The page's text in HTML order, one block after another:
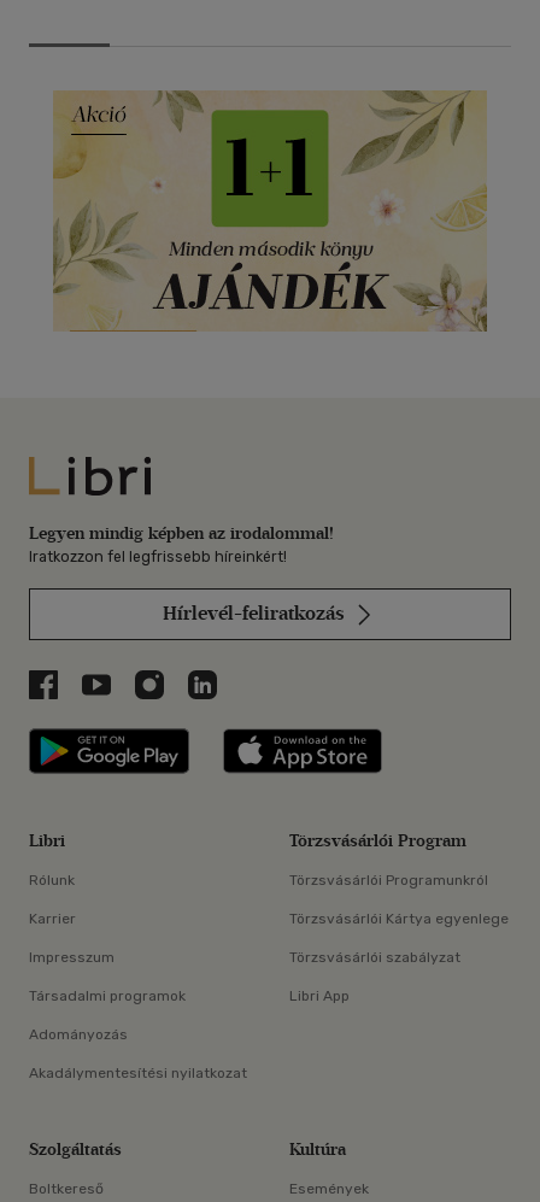
Libri
Legyen mindig képben az irodalommal!
Iratkozzon fel legfrissebb híreinkért!
Hírlevél-feliratkozás
Libri a Facebookon
Libri a Youtube-on
Libri az Instagramon
Libri a LinkedInen
Libri applikáció Szerezd meg: Google
Libri
Rólunk
Karrier
Impresszum
Társadalmi programok
Adományozás
Akadálymentesítési nyilatkozat
Törzsvásárlói Program
Törzsvásárlói Programunkról
Törzsvásárlói Kártya egyenlege
Törzsvásárlói szabályzat
Libri App
Szolgáltatás
Boltkereső
Kultúra
Események